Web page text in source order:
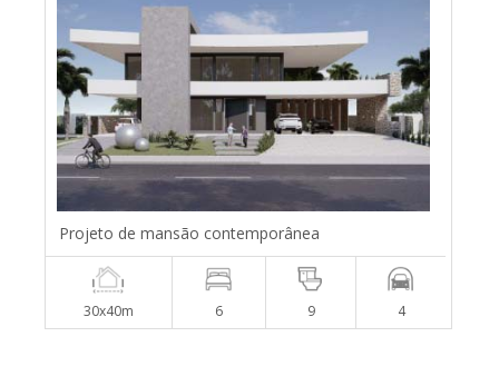
Projeto de mansão contemporânea
30x40m 6 9 4